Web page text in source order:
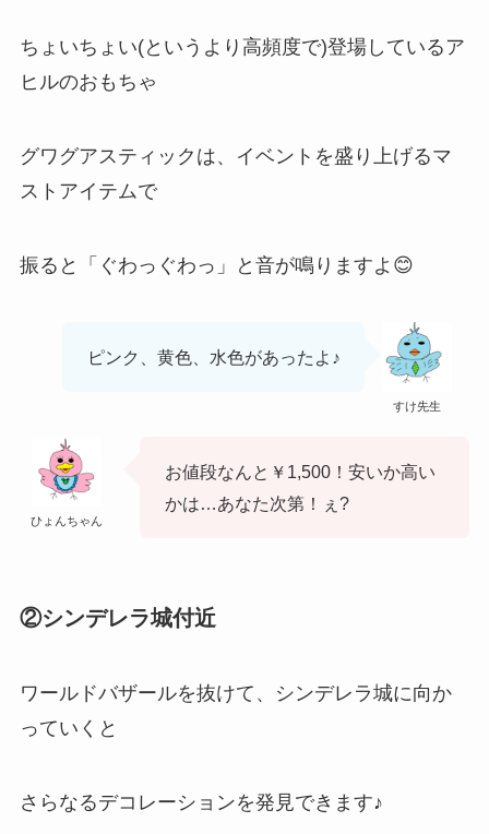
ちょいちょい(というより高頻度で)登場しているア
ヒルのおもちゃ
グワグアスティック は、イベントを盛り上げるマ
ストアイテムで
振ると「ぐわっぐわっ」と音が鳴りますよ😊
すけ先生
ピンク、黄色、水色があったよ♪
ひょんちゃん
お値段なんと￥1,500！安いか高い
かは…あなた次第！ぇ?
②シンデレラ城付近
ワールドバザールを抜けて、シンデレラ城に向か
っていくと
さらなるデコレーションを発見できます♪